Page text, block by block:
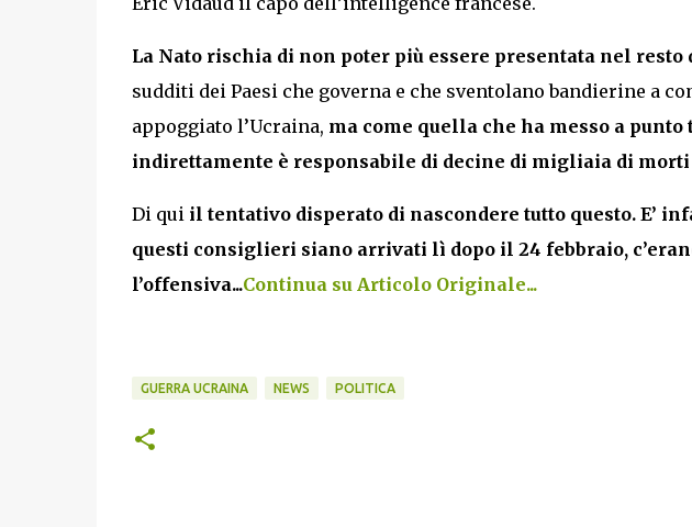
La Nato rischia di non poter più essere presentata nel resto
sudditi dei Paesi che governa e che sventolano bandierine a
appoggiato l’Ucraina, ma come quella che ha messo a
indirettamente è responsabile di decine di migliaia di
Di qui il tentativo disperato di nascondere tutto questo. E’
questi consiglieri siano arrivati lì dopo il 24 febbraio,
l’offensiva...Continua su Articolo Originale...
GUERRA UCRAINA NEWS POLITICA